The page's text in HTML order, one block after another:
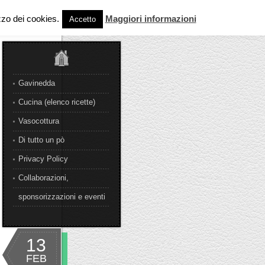
Gavinedda
Cucina (elenco ricette)
Vasocottura
Di tutto un pò
Privacy Policy
Collaborazioni,
sponsorizzazioni e eventi
13
FEB
dei cookies. Accetto Maggiori informazioni